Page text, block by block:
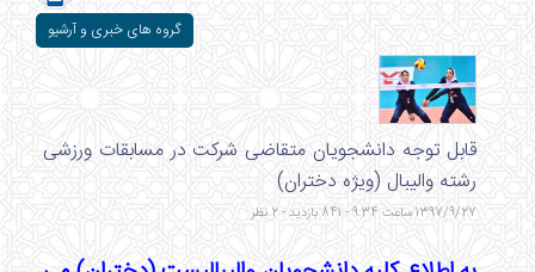
گروه های خبری و آرشیو
قابل توجه دانشجویان متقاضی شرکت در مسابقات ورزشی
رشته والیبال (ویژه دختران)
1397/9/27 ساعت 9:34 - 841 بازدید - 2 نظر